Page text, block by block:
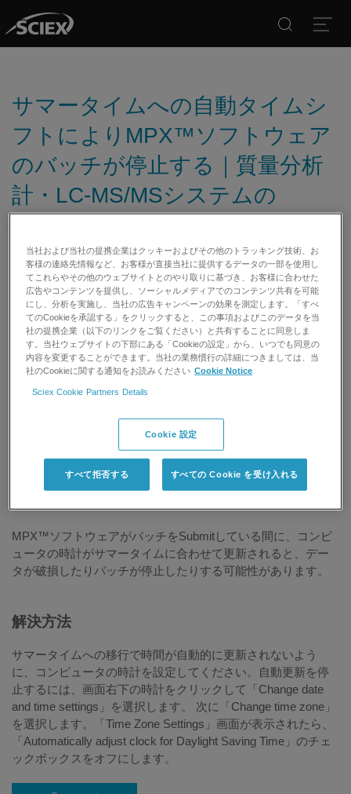
サマータイムへの自動タイムシ
フトによりMPX™ソフトウェア
のバッチが停止する｜質量分析
計・LC-MS/MSシステムの
SCIEX
日付:
03/12/2018
カテゴリー:
研究用にのみ使用できます。診断目的での使用は
MPX™ソフトウェアがバッチをSubmitしている間に、コンピ
ュータの時計がサマータイムに合わせて更新されると、デー
タが破損したりバッチが停止したりする可能性があります。
解決方法
サマータイムへの移行で時間が自動的に更新されないよう
に、コンピュータの時計を設定してください。自動更新を停
止するには、画面右下の時計をクリックして「Change date
and time settings」を選択します。 次に「Change time zone」
を選択します。「Time Zone Settings」画面が表示されたら、
「Automatically adjust clock for Daylight Saving Time」のチェ
ックボックスをオフにします。
当社および当社の提携企業はクッキーおよびその他のトラッキング技術、お
客様の連絡先情報など、お客様が直接当社に提供するデータの一部を使用し
てこれらやその他のウェブサイトとのやり取りに基づき、お客様に合わせた
広告やコンテンツを提供し、ソーシャルメディアでのコンテンツ共有を可能
にし、分析を実施し、当社の広告キャンペーンの効果を測定します。「すべ
てのCookieを承認する」をクリックすると、この事項およびこのデータを当
社の提携企業（以下のリンクをご覧ください）と共有することに同意しま
す。当社ウェブサイトの下部にある「Cookieの設定」から、いつでも同意の
内容を変更することができます。当社の業務慣行の詳細につきましては、当
社のCookieに関する通知をお読みください Cookie Notice
Sciex Cookie Partners Details
Cookie 設定
すべて拒否する すべての Cookie を受け入れる